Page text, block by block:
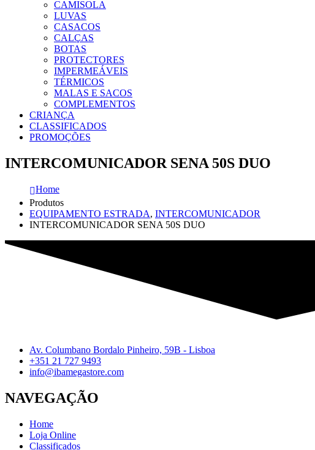
CAMISOLA
LUVAS
CASACOS
CALÇAS
BOTAS
PROTECTORES
IMPERMEÁVEIS
TÉRMICOS
MALAS E SACOS
COMPLEMENTOS
CRIANÇA
CLASSIFICADOS
PROMOÇÕES
INTERCOMUNICADOR SENA 50S DUO
Home
Produtos
EQUIPAMENTO ESTRADA, INTERCOMUNICADOR
INTERCOMUNICADOR SENA 50S DUO
Av. Columbano Bordalo Pinheiro, 59B - Lisboa
+351 21 727 9493
info@ibamegastore.com
NAVEGAÇÃO
Home
Loja Online
Classificados